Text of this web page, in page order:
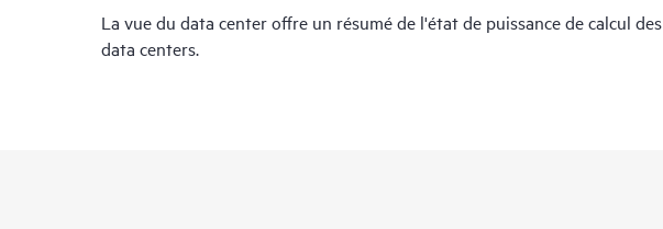
La vue du data center offre un résumé de l'état de puissance de calcul des
data centers.